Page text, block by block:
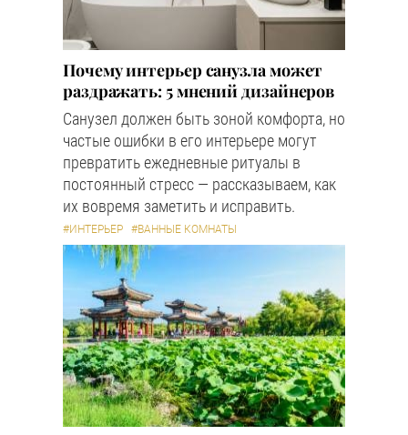
Почему интерьер санузла может
раздражать: 5 мнений дизайнеров
Санузел должен быть зоной комфорта, но
частые ошибки в его интерьере могут
превратить ежедневные ритуалы в
постоянный стресс — рассказываем, как
их вовремя заметить и исправить.
#ИНТЕРЬЕР #ВАННЫЕ КОМНАТЫ